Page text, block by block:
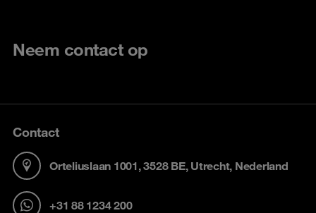
Neem contact op
Contact
Orteliuslaan 1001, 3528 BE, Utrecht, Nederland
+31 88 1234 200